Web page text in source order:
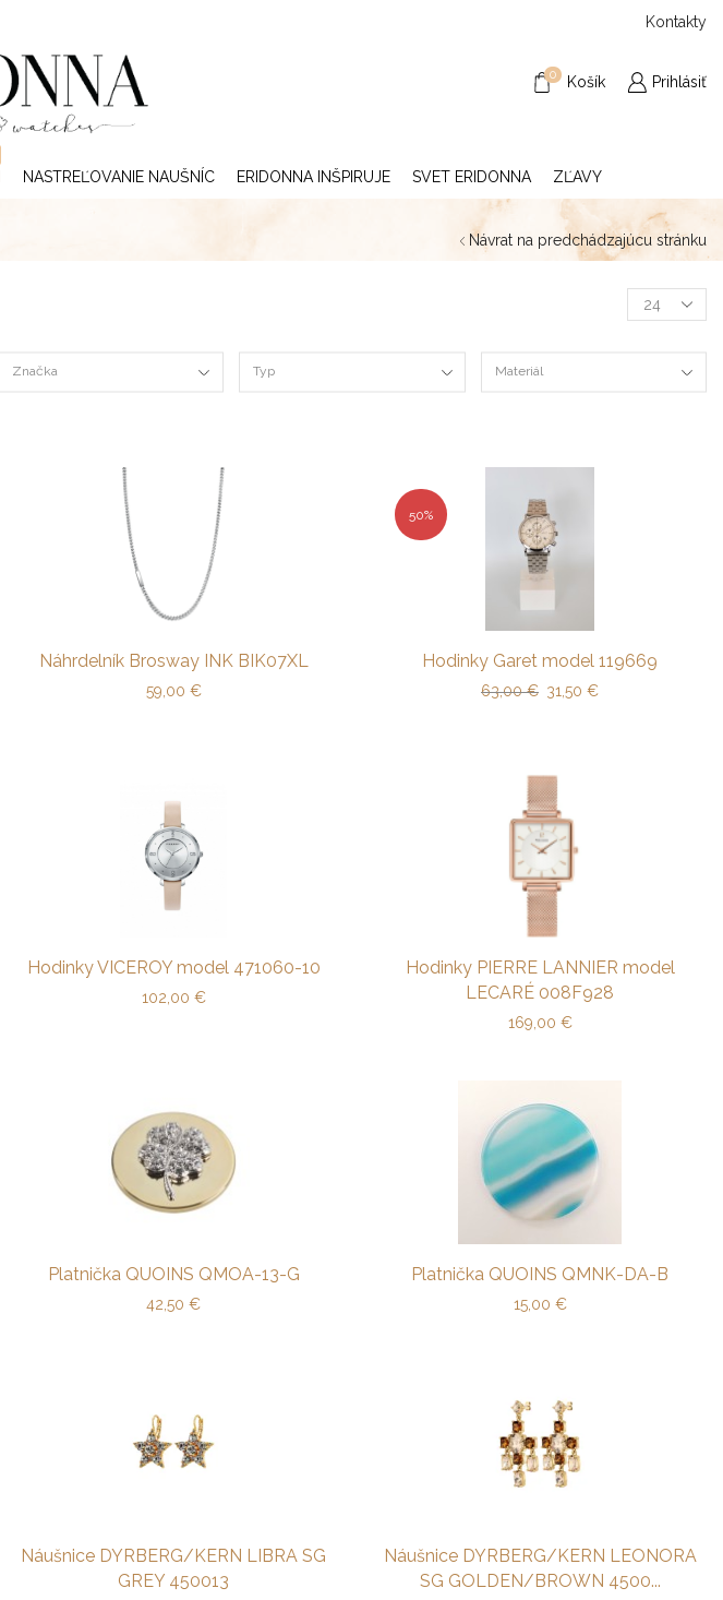
Kontakty
0 Košík Prihlásiť
NASTREĽOVANIE NAUŠNÍC ERIDONNA INŠPIRUJE SVET ERIDONNA ZĽAVY
Návrat na predchádzajúcu stránku
Značka Typ Materiál
Náhrdelník Brosway INK BIK07XL
59,00 €
50%
Hodinky Garet model 119669
63,00€ 31,50 €
Hodinky VICEROY model 471060-10
102,00 €
Hodinky PIERRE LANNIER model
LECARÉ 008F928
169,00 €
Platnička QUOINS QMOA-13-G
42,50 €
Platnička QUOINS QMNK-DA-B
15,00 €
Náušnice DYRBERG/KERN LIBRA SG
GREY 450013
Náušnice DYRBERG/KERN LEONORA
SG GOLDEN/BROWN 4500...